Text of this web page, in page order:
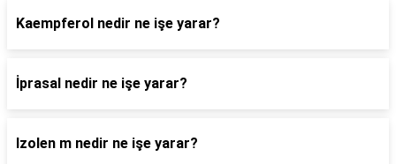
Kaempferol nedir ne işe yarar?
İprasal nedir ne işe yarar?
Izolen m nedir ne işe yarar?